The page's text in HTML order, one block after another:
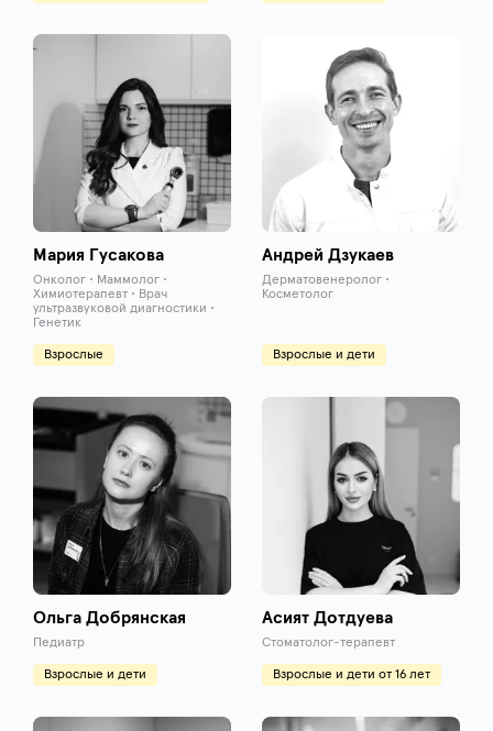
Мария Гусакова
Онколог • Маммолог •
Химиотерапевт • Врач
ультразвуковой диагностики •
Генетик
Взрослые
Андрей Дзукаев
Дерматовенеролог •
Косметолог
Взрослые и дети
Ольга Добрянская
Педиатр
Взрослые и дети
Асият Дотдуева
Стоматолог-терапевт
Взрослые и дети от 16 лет